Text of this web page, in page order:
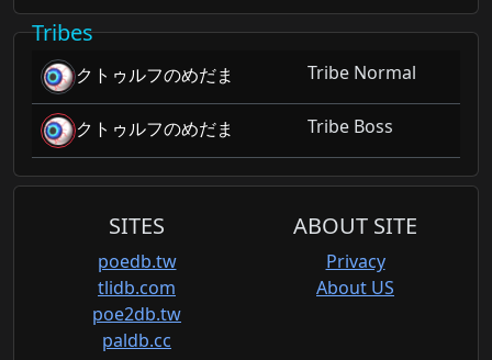
Tribes
クトゥルフのめだま Tribe Normal
クトゥルフのめだま Tribe Boss
SITES
poedb.tw
tlidb.com
poe2db.tw
paldb.cc
ABOUT SITE
Privacy
About US